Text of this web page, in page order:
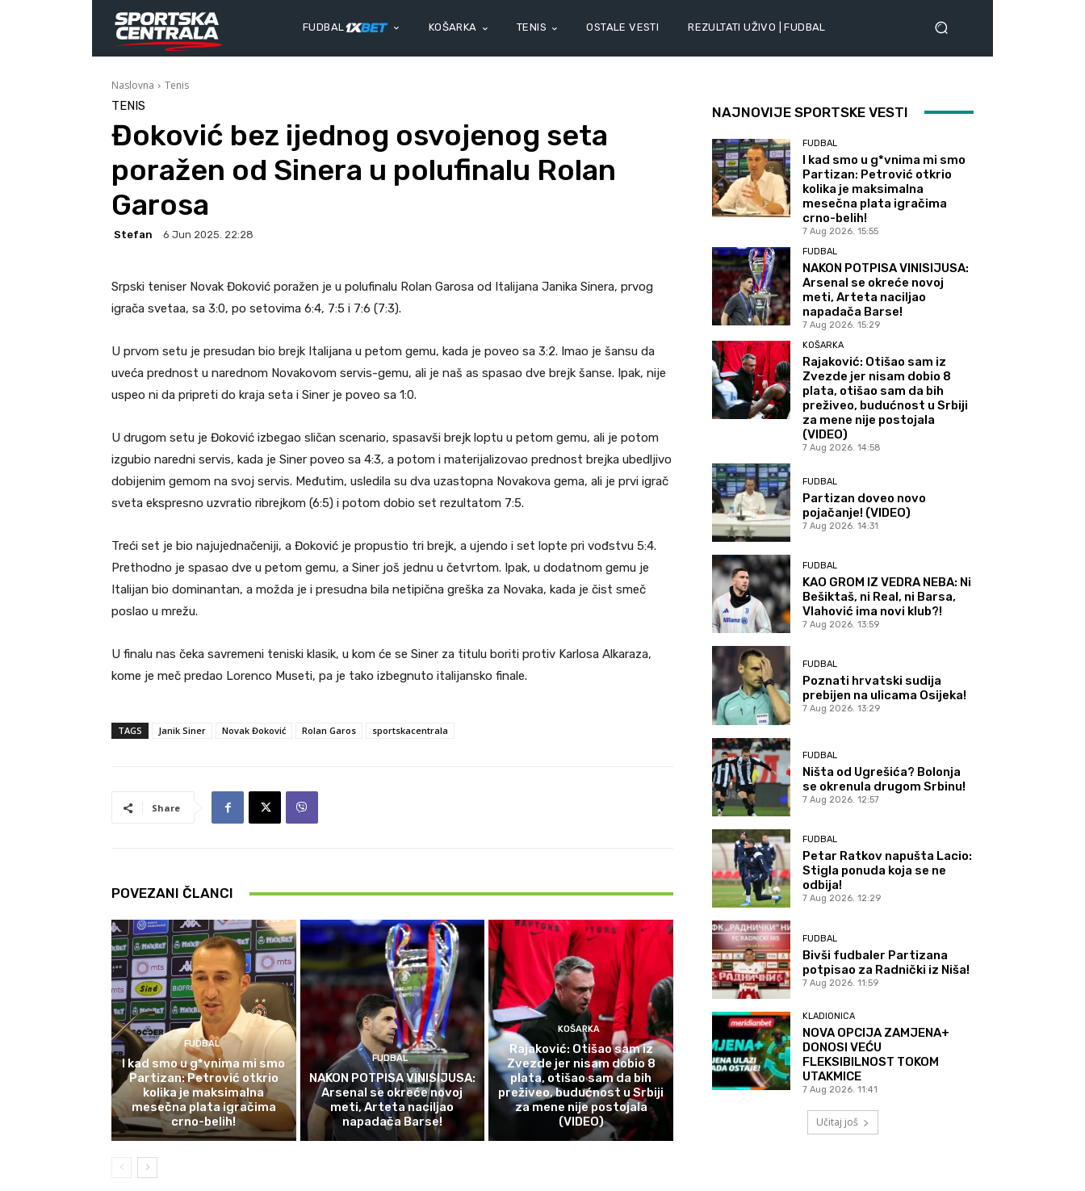
FUDBAL KOŠARKA TENIS OSTALE VESTI REZULTATI UŽIVO | FUDBAL
Naslovna Tenis
TENIS
Đoković bez ijednog osvojenog seta
poražen od Sinera u polufinalu Rolan
Garosa
Stefan 6 Jun 2025. 22:28
Srpski teniser Novak Đoković poražen je u polufinalu Rolan Garosa od Italijana Janika Sinera, prvog
igrača svetaa, sa 3:0, po setovima 6:4, 7:5 i 7:6 (7:3).
U prvom setu je presudan bio brejk Italijana u petom gemu, kada je poveo sa 3:2. Imao je šansu da
uveća prednost u narednom Novakovom servis-gemu, ali je naš as spasao dve brejk šanse. Ipak, nije
uspeo ni da pripreti do kraja seta i Siner je poveo sa 1:0.
U drugom setu je Đoković izbegao sličan scenario, spasavši brejk loptu u petom gemu, ali je potom
izgubio naredni servis, kada je Siner poveo sa 4:3, a potom i materijalizovao prednost brejka ubedljivo
dobijenim gemom na svoj servis. Međutim, usledila su dva uzastopna Novakova gema, ali je prvi igrač
sveta ekspresno uzvratio ribrejkom (6:5) i potom dobio set rezultatom 7:5.
Treći set je bio najujednačeniji, a Đoković je propustio tri brejk, a ujendo i set lopte pri vođstvu 5:4.
Prethodno je spasao dve u petom gemu, a Siner još jednu u četvrtom. Ipak, u dodatnom gemu je
Italijan bio dominantan, a možda je i presudna bila netipična greška za Novaka, kada je čist smeč
poslao u mrežu.
U finalu nas čeka savremeni teniski klasik, u kom će se Siner za titulu boriti protiv Karlosa Alkaraza,
kome je meč predao Lorenco Museti, pa je tako izbegnuto italijansko finale.
TAGS Janik Siner Novak Đoković Rolan Garos sportskacentrala
Share
POVEZANI ČLANCI
FUDBAL
I kad smo u g*vnima mi smo
Partizan: Petrović otkrio
kolika je maksimalna
mesečna plata igračima
crno-belih!
FUDBAL
NAKON POTPISA VINISIJUSA:
Arsenal se okreće novoj
meti, Arteta naciljao
napadača Barse!
KOŠARKA
Rajaković: Otišao sam iz
Zvezde jer nisam dobio 8
plata, otišao sam da bih
preživeo, budućnost u Srbiji
za mene nije postojala
(VIDEO)
NAJNOVIJE SPORTSKE VESTI
FUDBAL
I kad smo u g*vnima mi smo
Partizan: Petrović otkrio
kolika je maksimalna
mesečna plata igračima
crno-belih!
7 Aug 2026. 15:55
FUDBAL
NAKON POTPISA VINISIJUSA:
Arsenal se okreće novoj
meti, Arteta naciljao
napadača Barse!
7 Aug 2026. 15:29
KOŠARKA
Rajaković: Otišao sam iz
Zvezde jer nisam dobio 8
plata, otišao sam da bih
preživeo, budućnost u Srbiji
za mene nije postojala
(VIDEO)
7 Aug 2026. 14:58
FUDBAL
Partizan doveo novo
pojačanje! (VIDEO)
7 Aug 2026. 14:31
FUDBAL
KAO GROM IZ VEDRA NEBA: Ni
Bešiktaš, ni Real, ni Barsa,
Vlahović ima novi klub?!
7 Aug 2026. 13:59
FUDBAL
Poznati hrvatski sudija
prebijen na ulicama Osijeka!
7 Aug 2026. 13:29
FUDBAL
Ništa od Ugrešića? Bolonja
se okrenula drugom Srbinu!
7 Aug 2026. 12:57
FUDBAL
Petar Ratkov napušta Lacio:
Stigla ponuda koja se ne
odbija!
7 Aug 2026. 12:29
FUDBAL
Bivši fudbaler Partizana
potpisao za Radnički iz Niša!
7 Aug 2026. 11:59
KLADIONICA
NOVA OPCIJA ZAMJENA+
DONOSI VEĆU
FLEKSIBILNOST TOKOM
UTAKMICE
7 Aug 2026. 11:41
Učitaj još